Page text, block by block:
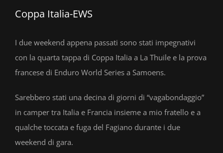
Coppa Italia-EWS
I due weekend appena passati sono stati impegnativi
con la quarta tappa di Coppa Italia a La Thuile e la prova
francese di Enduro World Series a Samoens.
Sarebbero stati una decina di giorni di “vagabondaggio”
in camper tra Italia e Francia insieme a mio fratello e a
qualche toccata e fuga del Fagiano durante i due
weekend di gara.